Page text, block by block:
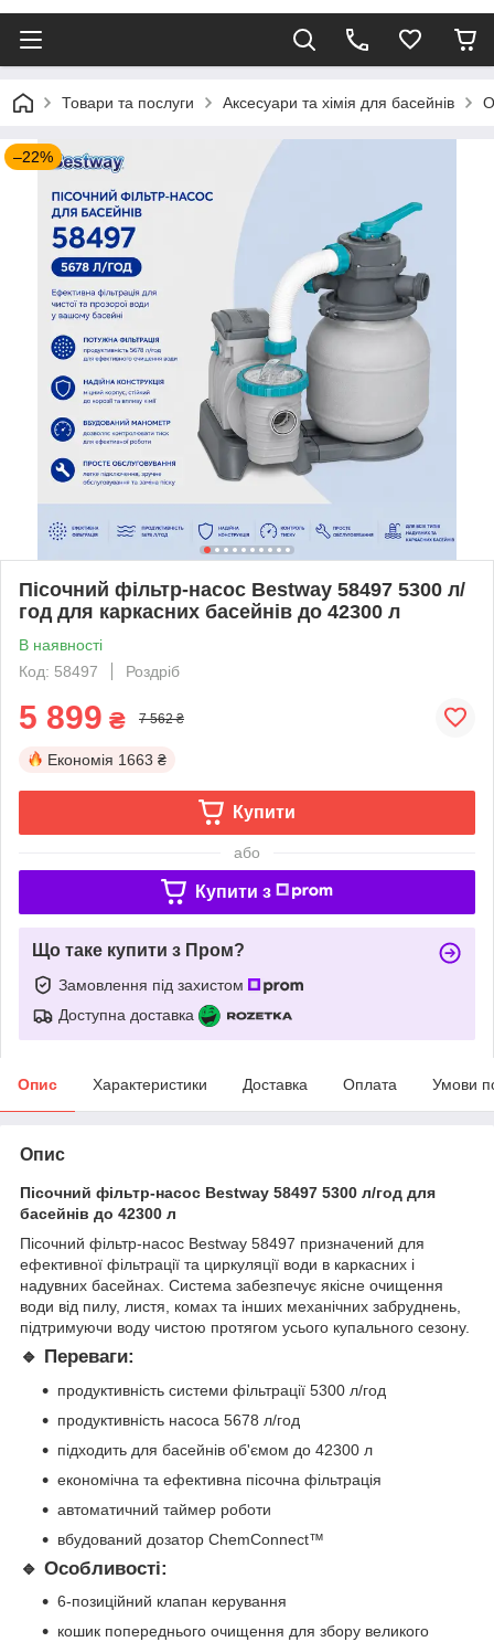
Товари та послуги Аксесуари та хімія для басейнів
–22%
Пісочний фільтр-насос Bestway 58497 5300 л/
год для каркасних басейнів до 42300 л
В наявності
Код: 58497
Роздріб
5 899 ₴ 7 562 ₴
Економія 1663 ₴
Купити
або
Купити з
Що таке купити з Пром?
Замовлення під захистом
Доступна доставка
Опис Характеристики Доставка Оплата Умови
Опис
Пісочний фільтр-насос Bestway 58497 5300 л/год для
басейнів до 42300 л
Пісочний фільтр-насос Bestway 58497 призначений для
ефективної фільтрації та циркуляції води в каркасних і
надувних басейнах. Система забезпечує якісне очищення
води від пилу, листя, комах та інших механічних забруднень,
підтримуючи воду чистою протягом усього купального сезону.
🔹 Переваги:
продуктивність системи фільтрації 5300 л/год
продуктивність насоса 5678 л/год
підходить для басейнів об'ємом до 42300 л
економічна та ефективна пісочна фільтрація
автоматичний таймер роботи
вбудований дозатор ChemConnect™
🔹 Особливості:
6-позиційний клапан керування
кошик попереднього очищення для збору великого